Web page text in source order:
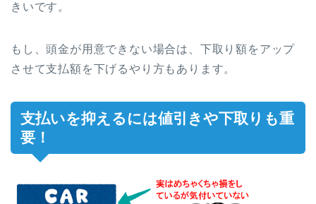
きいです。
もし、頭金が用意できない場合は、下取り額をアップ
させて支払額を下げるやり方もあります。
支払いを抑えるには値引きや下取りも重
要！